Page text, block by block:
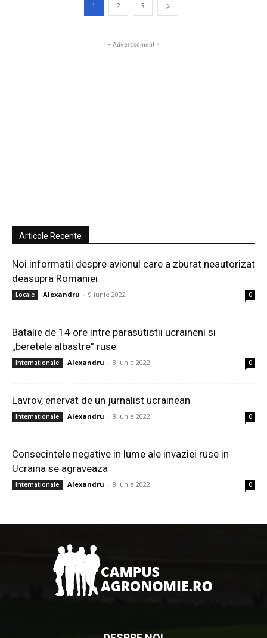
1 2 3
- Advertisement -
Articole Recente
Noi informatii despre avionul care a zburat neautorizat
deasupra Romaniei
Locale Alexandru - 9 iunie 2022 0
Batalie de 14 ore intre parasutistii ucraineni si
„beretele albastre” ruse
Internationale Alexandru - 8 iunie 2022 0
Lavrov, enervat de un jurnalist ucrainean
Internationale Alexandru - 8 iunie 2022 0
Consecintele negative in lume ale invaziei ruse in
Ucraina se agraveaza
Internationale Alexandru - 8 iunie 2022 0